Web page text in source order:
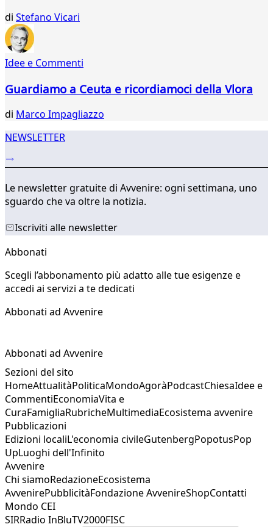
di Stefano Vicari
Idee e Commenti
Guardiamo a Ceuta e ricordiamoci della Vlora
di Marco Impagliazzo
NEWSLETTER
Le newsletter gratuite di Avvenire: ogni settimana, uno
sguardo che va oltre la notizia.
Iscriviti alle newsletter
Abbonati
Scegli l’abbonamento più adatto alle tue esigenze e
accedi ai servizi a te dedicati
Abbonati ad Avvenire
Abbonati ad Avvenire
Sezioni del sito
HomeAttualitàPoliticaMondoAgoràPodcastChiesaIdee e
CommentiEconomiaVita e
CuraFamigliaRubricheMultimediaEcosistema avvenire
Pubblicazioni
Edizioni localiL'economia civileGutenbergPopotusPop
UpLuoghi dell'Infinito
Avvenire
Chi siamoRedazioneEcosistema
AvvenirePubblicitàFondazione AvvenireShopContatti
Mondo CEI
SIRRadio InBluTV2000FISC